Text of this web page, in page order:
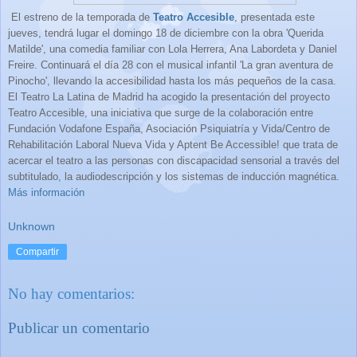
El estreno de la temporada de Teatro Accesible, presentada este
jueves, tendrá lugar el domingo 18 de diciembre con la obra 'Querida
Matilde', una comedia familiar con Lola Herrera, Ana Labordeta y Daniel
Freire. Continuará el día 28 con el musical infantil 'La gran aventura de
Pinocho', llevando la accesibilidad hasta los más pequeños de la casa.
El Teatro La Latina de Madrid ha acogido la presentación del proyecto
Teatro Accesible, una iniciativa que surge de la colaboración entre
Fundación Vodafone España, Asociación Psiquiatría y Vida/Centro de
Rehabilitación Laboral Nueva Viday Aptent Be Accessible! que trata de
acercar el teatro a las personas con discapacidad sensorial a través del
subtitulado, la audiodescripción y los sistemas de inducción magnética.
Más información
Unknown
Compartir
No hay comentarios:
Publicar un comentario